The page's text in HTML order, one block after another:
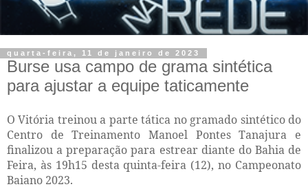
quarta-feira, 11 de janeiro de 2023
Burse usa campo de grama sintética
para ajustar a equipe taticamente
O Vitória treinou a parte tática no gramado sintético do
Centro de Treinamento Manoel Pontes Tanajura e
finalizou a preparação para estrear diante do Bahia de
Feira, às 19h15 desta quinta-feira (12), no Campeonato
Baiano 2023.